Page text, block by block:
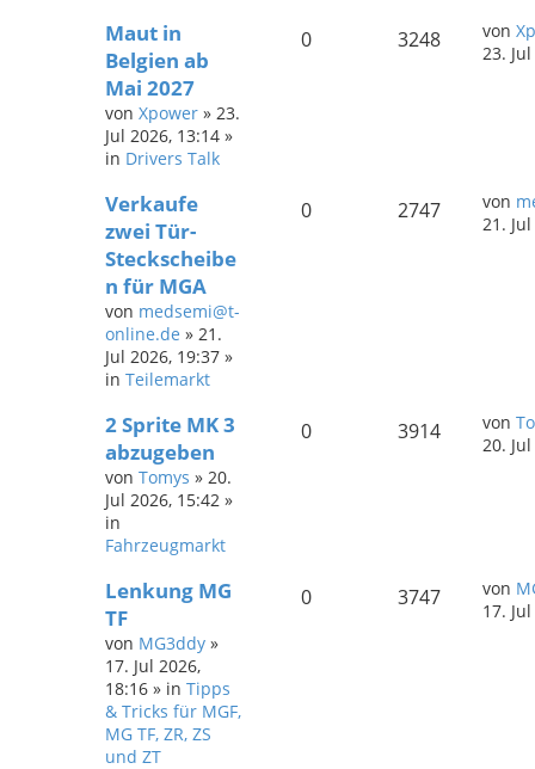
Maut in
Belgien ab
Mai 2027
von Xpower » 23.
Jul 2026, 13:14 »
in Drivers Talk
0 3248 von
23.
Verkaufe
zwei Tür-
Steckscheibe
n für MGA
von medsemi@t-
online.de » 21.
Jul 2026, 19:37 »
in Teilemarkt
0 2747 von
21.
2 Sprite MK 3
abzugeben
von Tomys » 20.
Jul 2026, 15:42 »
in
Fahrzeugmarkt
0 3914 von
20.
Lenkung MG
TF
von MG3ddy »
17. Jul 2026,
18:16 » in Tipps
& Tricks für MGF,
MG TF, ZR, ZS
und ZT
0 3747 von
17.